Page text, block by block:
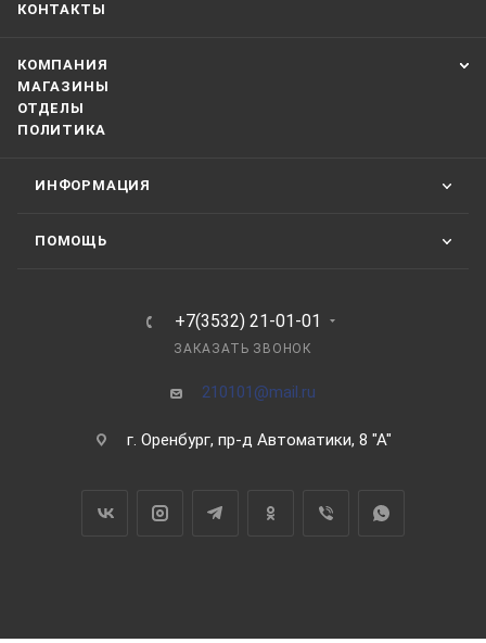
КОНТАКТЫ
КОМПАНИЯ
МАГАЗИНЫ
ОТДЕЛЫ
ПОЛИТИКА
ИНФОРМАЦИЯ
ПОМОЩЬ
+7(3532) 21-01-01
ЗАКАЗАТЬ ЗВОНОК
210101@mail.ru
г. Оренбург, пр-д Автоматики, 8 "А"